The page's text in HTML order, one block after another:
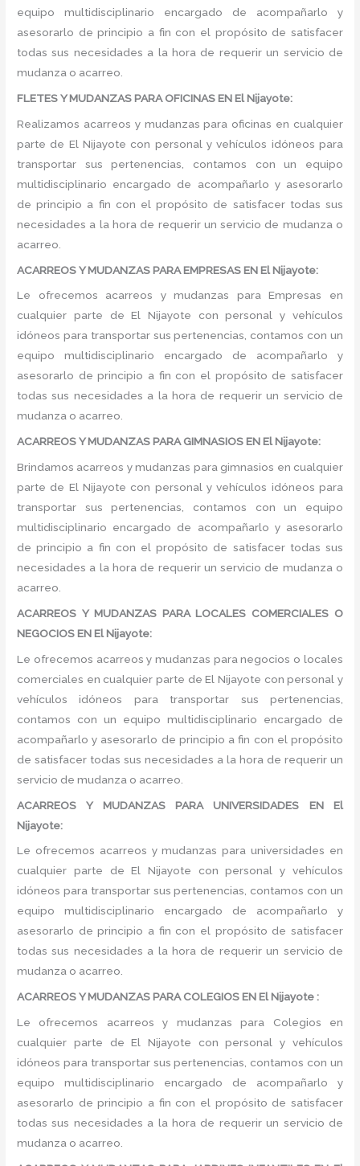
equipo multidisciplinario encargado de acompañarlo y
asesorarlo de principio a fin con el propósito de satisfacer
todas sus necesidades a la hora de requerir un servicio de
mudanza o acarreo.
FLETES Y MUDANZAS PARA OFICINAS EN El Nijayote:
Realizamos acarreos y mudanzas para oficinas en cualquier
parte de El Nijayote con personal y vehículos idóneos para
transportar sus pertenencias, contamos con un equipo
multidisciplinario encargado de acompañarlo y asesorarlo
de principio a fin con el propósito de satisfacer todas sus
necesidades a la hora de requerir un servicio de mudanza o
acarreo.
ACARREOS Y MUDANZAS PARA EMPRESAS EN El Nijayote:
Le ofrecemos acarreos y mudanzas para Empresas en
cualquier parte de El Nijayote con personal y vehículos
idóneos para transportar sus pertenencias, contamos con un
equipo multidisciplinario encargado de acompañarlo y
asesorarlo de principio a fin con el propósito de satisfacer
todas sus necesidades a la hora de requerir un servicio de
mudanza o acarreo.
ACARREOS Y MUDANZAS PARA GIMNASIOS EN El Nijayote:
Brindamos acarreos y mudanzas para gimnasios en cualquier
parte de El Nijayote con personal y vehículos idóneos para
transportar sus pertenencias, contamos con un equipo
multidisciplinario encargado de acompañarlo y asesorarlo
de principio a fin con el propósito de satisfacer todas sus
necesidades a la hora de requerir un servicio de mudanza o
acarreo.
ACARREOS Y MUDANZAS PARA LOCALES COMERCIALES O
NEGOCIOS EN El Nijayote:
Le ofrecemos acarreos y mudanzas para negocios o locales
comerciales en cualquier parte de El Nijayote con personal y
vehículos idóneos para transportar sus pertenencias,
contamos con un equipo multidisciplinario encargado de
acompañarlo y asesorarlo de principio a fin con el propósito
de satisfacer todas sus necesidades a la hora de requerir un
servicio de mudanza o acarreo.
ACARREOS Y MUDANZAS PARA UNIVERSIDADES EN El
Nijayote:
Le ofrecemos acarreos y mudanzas para universidades en
cualquier parte de El Nijayote con personal y vehículos
idóneos para transportar sus pertenencias, contamos con un
equipo multidisciplinario encargado de acompañarlo y
asesorarlo de principio a fin con el propósito de satisfacer
todas sus necesidades a la hora de requerir un servicio de
mudanza o acarreo.
ACARREOS Y MUDANZAS PARA COLEGIOS EN El Nijayote :
Le ofrecemos acarreos y mudanzas para Colegios en
cualquier parte de El Nijayote con personal y vehículos
idóneos para transportar sus pertenencias, contamos con un
equipo multidisciplinario encargado de acompañarlo y
asesorarlo de principio a fin con el propósito de satisfacer
todas sus necesidades a la hora de requerir un servicio de
mudanza o acarreo.